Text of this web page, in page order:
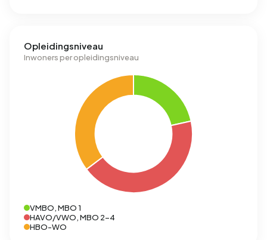
Opleidingsniveau
Inwoners per opleidingsniveau
VMBO, MBO 1
HAVO/VWO, MBO 2-4
HBO-WO